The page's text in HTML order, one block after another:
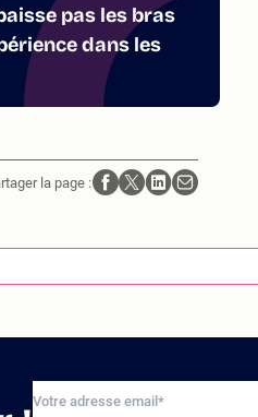
pas les bras
dans les
la page :